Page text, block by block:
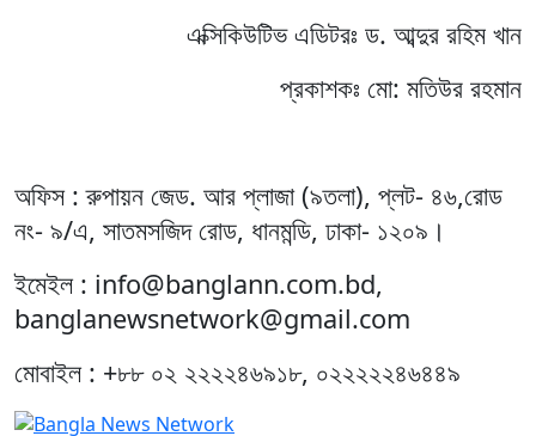
এক্সিকিউটিভ এডিটরঃ ড. আব্দুর রহিম খান
প্রকাশকঃ মো: মতিউর রহমান
অফিস : রুপায়ন জেড. আর প্লাজা (৯তলা), প্লট- ৪৬,রোড
নং- ৯/এ, সাতমসজিদ রোড, ধানমন্ডি, ঢাকা- ১২০৯।
ইমেইল : info@banglann.com.bd,
banglanewsnetwork@gmail.com
মোবাইল : +৮৮ ০২ ২২২২৪৬৯১৮, ০২২২২২৪৬৪৪৯